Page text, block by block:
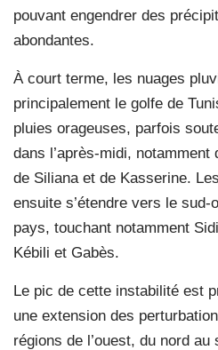
pouvant engendrer des
abondantes.
À court terme, les nuages
principalement le golfe de
pluies orageuses, parfois
dans l’après-midi,
de Siliana et de Kasserine.
ensuite s’étendre vers le
pays, touchant notamment
Kébili et Gabès.
Le pic de cette instabilité est
une extension des
régions de l’ouest, du nord au